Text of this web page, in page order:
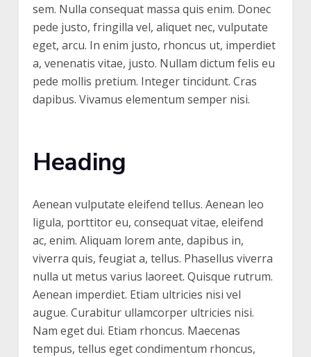
sem. Nulla consequat massa quis enim. Donec
pede justo, fringilla vel, aliquet nec, vulputate
eget, arcu. In enim justo, rhoncus ut, imperdiet
a, venenatis vitae, justo. Nullam dictum felis eu
pede mollis pretium. Integer tincidunt. Cras
dapibus. Vivamus elementum semper nisi.
Heading
Aenean vulputate eleifend tellus. Aenean leo
ligula, porttitor eu, consequat vitae, eleifend
ac, enim. Aliquam lorem ante, dapibus in,
viverra quis, feugiat a, tellus. Phasellus viverra
nulla ut metus varius laoreet. Quisque rutrum.
Aenean imperdiet. Etiam ultricies nisi vel
augue. Curabitur ullamcorper ultricies nisi.
Nam eget dui. Etiam rhoncus. Maecenas
tempus, tellus eget condimentum rhoncus,